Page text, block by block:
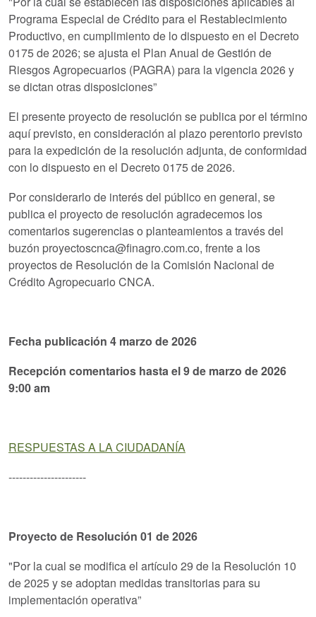
Programa Especial de Crédito para el Restablecimiento
Productivo, en cumplimiento de lo dispuesto en el Decreto
0175 de 2026; se ajusta el Plan Anual de Gestión de
Riesgos Agropecuarios (PAGRA) para la vigencia 2026 y
se dictan otras disposiciones”
El presente proyecto de resolución se publica por el término
aquí previsto, en consideración al plazo perentorio previsto
para la expedición de la resolución adjunta, de conformidad
con lo dispuesto en el Decreto 0175 de 2026.
Por considerarlo de interés del público en general, se
publica el proyecto de resolución agradecemos los
comentarios sugerencias o planteamientos a través del
buzón proyectoscnca@finagro.com.co, frente a los
proyectos de Resolución de la Comisión Nacional de
Crédito Agropecuario CNCA.
Fecha publicación 4 marzo de 2026
Recepción comentarios hasta el 9 de marzo de 2026
9:00 am
RESPUESTAS A LA CIUDADANÍA
----------------------
Proyecto de Resolución 01 de 2026
"Por la cual se modifica el artículo 29 de la Resolución 10
de 2025 y se adoptan medidas transitorias para su
implementación operativa”